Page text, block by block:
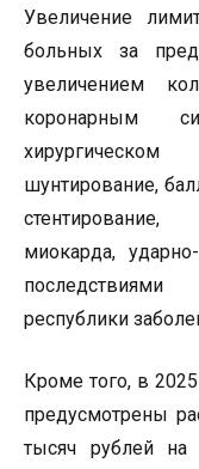
Увеличение
больных за
увеличением
коронарным
шунтирование,
миокарда,
республики
Кроме того, в
предусмотрены
тысяч рублей